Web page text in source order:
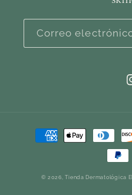
Correo
Formas
© 2026,Tienda Dermatológica